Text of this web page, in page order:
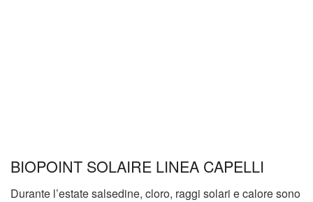
BIOPOINT SOLAIRE LINEA CAPELLI
Durante l’estate salsedine, cloro, raggi solari e calore sono